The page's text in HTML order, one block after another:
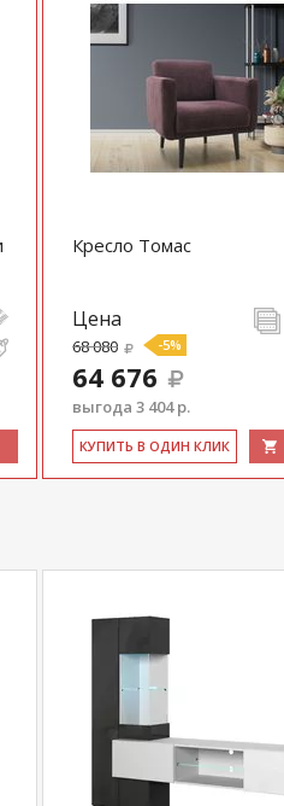
Кресло Томас
Цена
68 080 -5%
64 676
выгода 3 404 р.
КУ­ПИТЬ В ОДИН КЛИК